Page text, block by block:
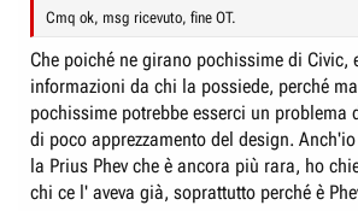
Cmq ok, msg ricevuto, fine OT.
Che poiché ne girano pochissime di Civic,
informazioni da chi la possiede, perché
pochissime potrebbe esserci un problema
di poco apprezzamento del design.
la Prius Phev che è ancora più rara, ho
chi ce l' aveva già, soprattutto perché è